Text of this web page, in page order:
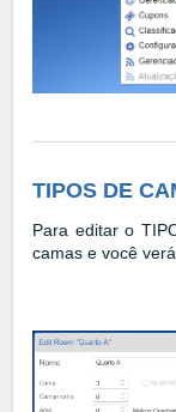
TIPOS DE
Para editar o
camas e você